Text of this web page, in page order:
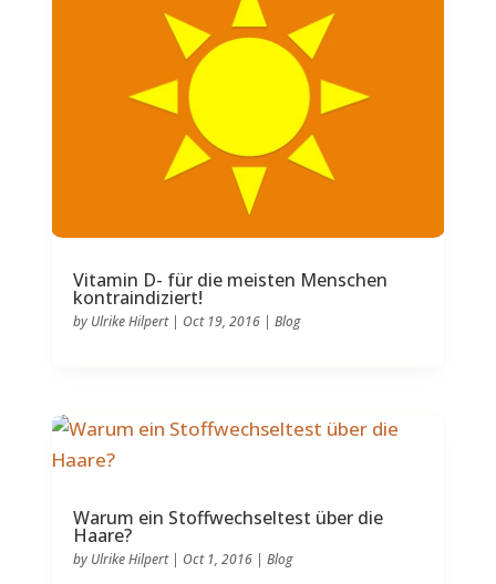
Vitamin D- für die meisten Menschen
kontraindiziert!
by Ulrike Hilpert| Oct 19, 2016| Blog
Warum ein Stoffwechseltest über die
Haare?
by Ulrike Hilpert| Oct 1, 2016| Blog